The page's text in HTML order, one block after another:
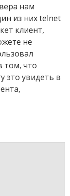
нам
из них telnet
клиент,
не
том, что
это увидеть в